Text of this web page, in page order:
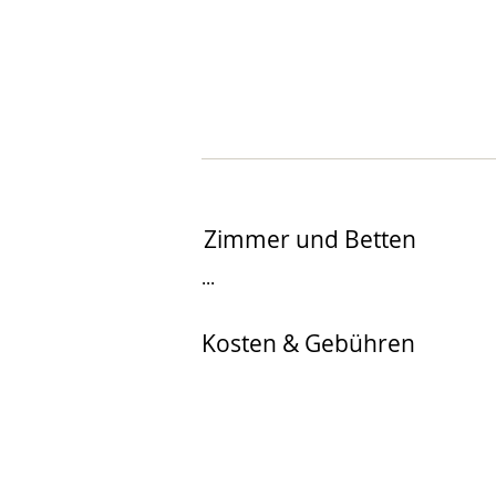
Zimmer und Betten
...
Kosten & Gebühren